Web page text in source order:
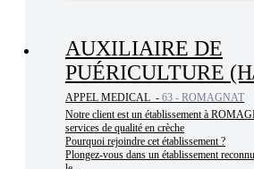
AUXILIAIRE DE
PUÉRICULTURE
APPEL MEDICAL - 63 - ROMAGNAT
Notre client est un établissement à
services de qualité en crèche
Pourquoi rejoindre cet établissement ?
Plongez-vous dans un établissement